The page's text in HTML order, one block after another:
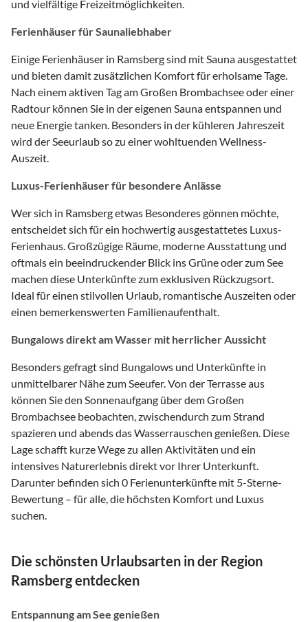
und vielfältige Freizeitmöglichkeiten.
Ferienhäuser für Saunaliebhaber
Einige Ferienhäuser in Ramsberg sind mit Sauna ausgestattet
und bieten damit zusätzlichen Komfort für erholsame Tage.
Nach einem aktiven Tag am Großen Brombachsee oder einer
Radtour können Sie in der eigenen Sauna entspannen und
neue Energie tanken. Besonders in der kühleren Jahreszeit
wird der Seeurlaub so zu einer wohltuenden Wellness-
Auszeit.
Luxus-Ferienhäuser für besondere Anlässe
Wer sich in Ramsberg etwas Besonderes gönnen möchte,
entscheidet sich für ein hochwertig ausgestattetes Luxus-
Ferienhaus. Großzügige Räume, moderne Ausstattung und
oftmals ein beeindruckender Blick ins Grüne oder zum See
machen diese Unterkünfte zum exklusiven Rückzugsort.
Ideal für einen stilvollen Urlaub, romantische Auszeiten oder
einen bemerkenswerten Familienaufenthalt.
Bungalows direkt am Wasser mit herrlicher Aussicht
Besonders gefragt sind Bungalows und Unterkünfte in
unmittelbarer Nähe zum Seeufer. Von der Terrasse aus
können Sie den Sonnenaufgang über dem Großen
Brombachsee beobachten, zwischendurch zum Strand
spazieren und abends das Wasserrauschen genießen. Diese
Lage schafft kurze Wege zu allen Aktivitäten und ein
intensives Naturerlebnis direkt vor Ihrer Unterkunft.
Darunter befinden sich 0 Ferienunterkünfte mit 5-Sterne-
Bewertung – für alle, die höchsten Komfort und Luxus
suchen.
Die schönsten Urlaubsarten in der Region
Ramsberg entdecken
Entspannung am See genießen